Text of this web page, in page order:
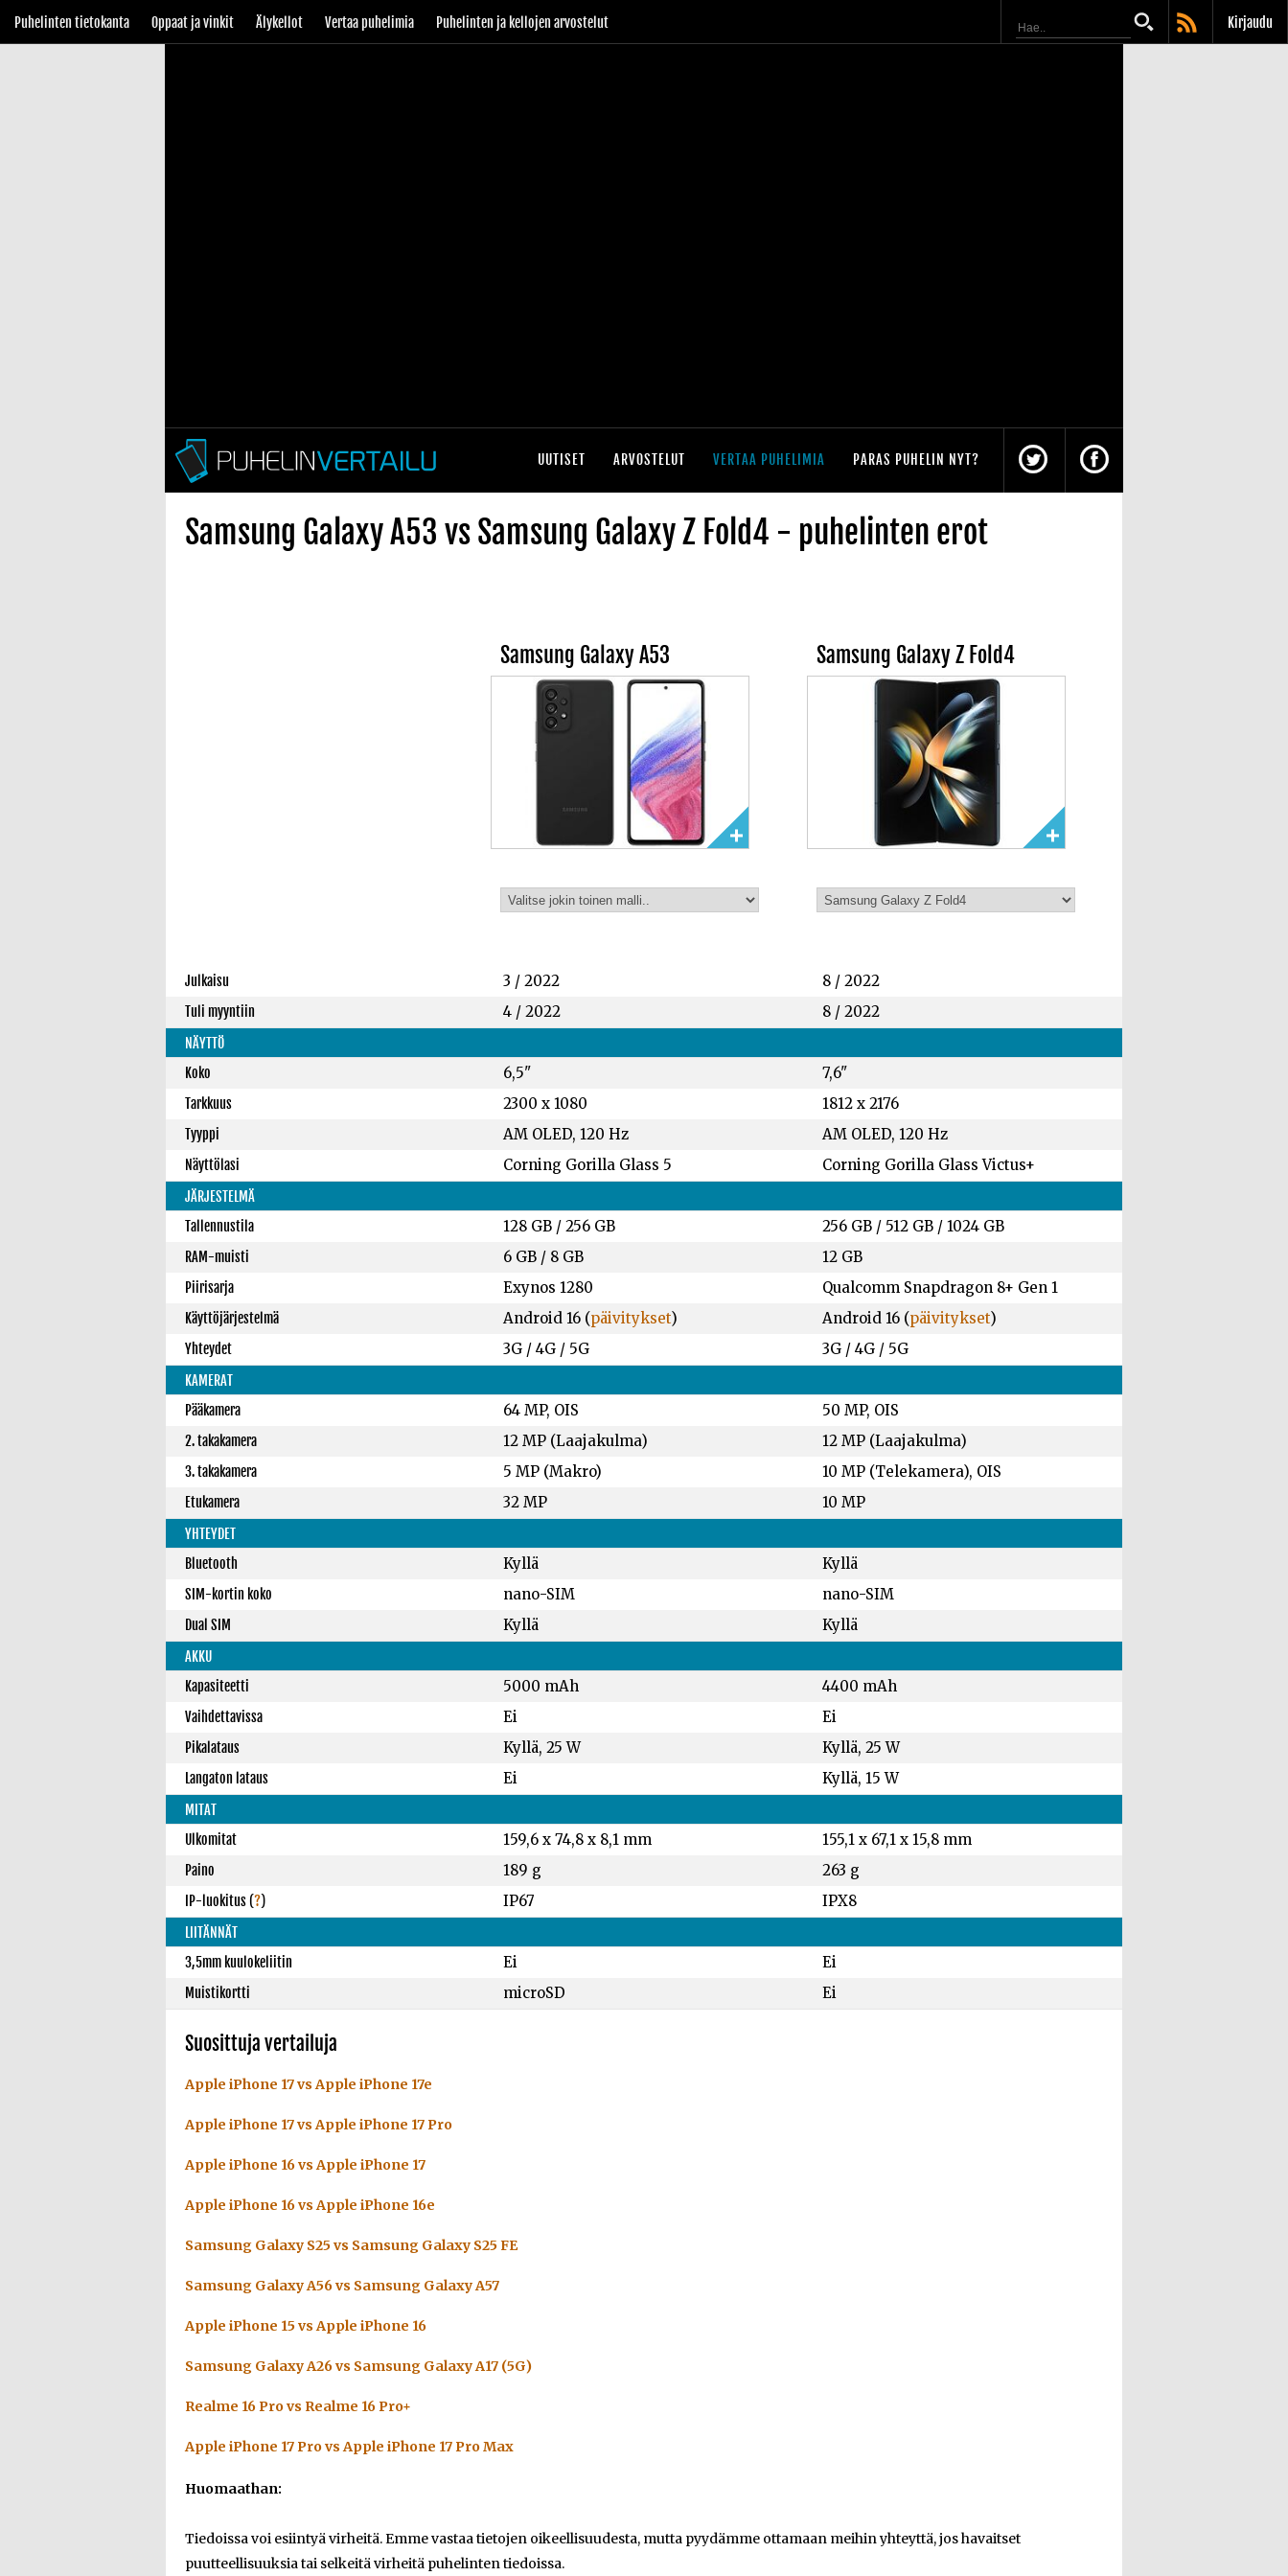
Puhelinten tietokanta Oppaat ja vinkit Älykellot Vertaa puhelimia Puhelinten ja kellojen arvostelut Kirjaudu
UUTISET ARVOSTELUT VERTAA PUHELIMIA PARAS PUHELIN NYT?
Samsung Galaxy A53 vs Samsung Galaxy Z Fold4 - puhelinten erot
Samsung Galaxy A53 Samsung Galaxy Z Fold4
Julkaisu 3 / 2022 8 / 2022
Tuli myyntiin 4 / 2022 8 / 2022
NÄYTTÖ
Koko
6,5" 7,6"
Tarkkuus 2300 x 1080 1812 x 2176
Tyyppi AM OLED, 120 Hz AM OLED, 120 Hz
Näyttölasi Corning Gorilla Glass 5 Corning Gorilla Glass Victus+
JÄRJESTELMÄ
Tallennustila
128 GB /256 GB 256 GB/ 512 GB/ 1024 GB
RAM-muisti 6 GB / 8 GB 12 GB
Piirisarja Exynos 1280 Qualcomm Snapdragon 8+ Gen 1
Käyttöjärjestelmä Android 16 (päivitykset) Android 16 (päivitykset)
Yhteydet 3G / 4G / 5G 3G / 4G / 5G
KAMERAT
Pääkamera
64 MP, OIS 50 MP, OIS
2. takakamera 12 MP (Laajakulma) 12 MP (Laajakulma)
3. takakamera 5 MP (Makro) 10 MP (Telekamera), OIS
Etukamera 32 MP 10 MP
YHTEYDET
Bluetooth
Kyllä Kyllä
SIM-kortin koko nano-SIM nano-SIM
Dual SIM Kyllä Kyllä
AKKU
Kapasiteetti
5000 mAh 4400 mAh
Vaihdettavissa Ei Ei
Pikalataus Kyllä, 25 W Kyllä, 25 W
Langaton lataus Ei Kyllä, 15 W
MITAT
Ulkomitat
159,6 x 74,8 x 8,1 mm 155,1 x 67,1 x 15,8 mm
Paino 189 g 263 g
IP-luokitus(?) IP67 IPX8
LIITÄNNÄT
3,5mm kuulokeliitin
Ei Ei
Muistikortti microSD Ei
Suosittuja vertailuja
Apple iPhone 17 vs Apple iPhone 17e
Apple iPhone 17 vs Apple iPhone 17 Pro
Apple iPhone 16 vs Apple iPhone 17
Apple iPhone 16 vs Apple iPhone 16e
Samsung Galaxy S25 vs Samsung Galaxy S25 FE
Samsung Galaxy A56 vs Samsung Galaxy A57
Apple iPhone 15 vs Apple iPhone 16
Samsung Galaxy A26 vs Samsung Galaxy A17 (5G)
Realme 16 Pro vs Realme 16 Pro+
Apple iPhone 17 Pro vs Apple iPhone 17 Pro Max
Huomaathan:
Tiedoissa voi esiintyä virheitä. Emme vastaa tietojen oikeellisuudesta, mutta pyydämme ottamaan meihin yhteyttä, jos havaitset
puutteellisuuksia tai selkeitä virheitä puhelinten tiedoissa.